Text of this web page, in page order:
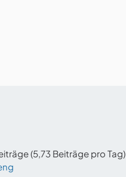
(5,73 Beiträge pro Tag)